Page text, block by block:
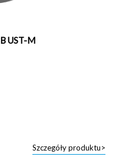
UST-M
Szczegóły produktu>